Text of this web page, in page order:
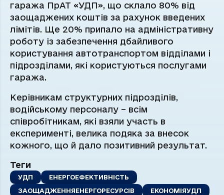
гаража ПрАТ «УДП», що склало 80% від
заощаджених коштів за рахунок введених
лімітів. Ще 20% припало на адміністративну
роботу із забезпечення дбайливого
користування автотранспортом відділами і
підрозділами, які користуються послугами
гаража.
Керівникам структурних підрозділів,
водійському персоналу – всім
співробітникам, які взяли участь в
експерименті, велика подяка за внесок
кожного, що й дало позитивний результат.
Теги
УДП
ЕНЕРГОЕФЕКТИВНІСТЬ
ЗАОЩАДЖЕННЯЕНЕРГОРЕСУРСІВ
ЕКОНОМІЯУДП